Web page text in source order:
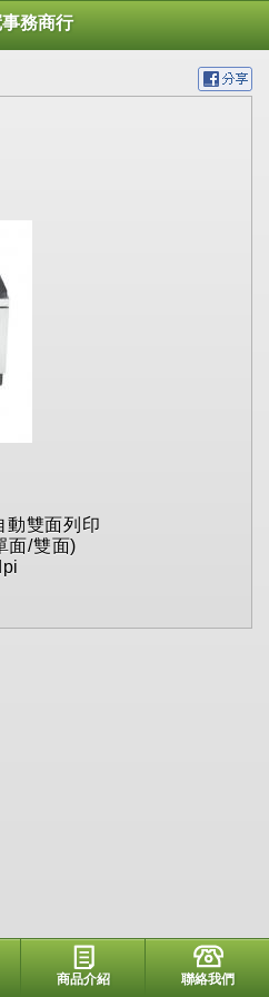
務商行
動雙面列印
面/雙面)
商品介紹 聯絡我們